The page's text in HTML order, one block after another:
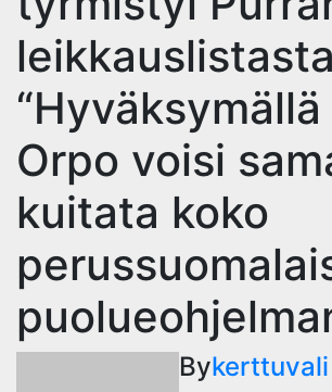
Orpo voisi
kuitata koko
Bykerttuvali